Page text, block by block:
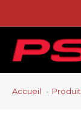
Accueil